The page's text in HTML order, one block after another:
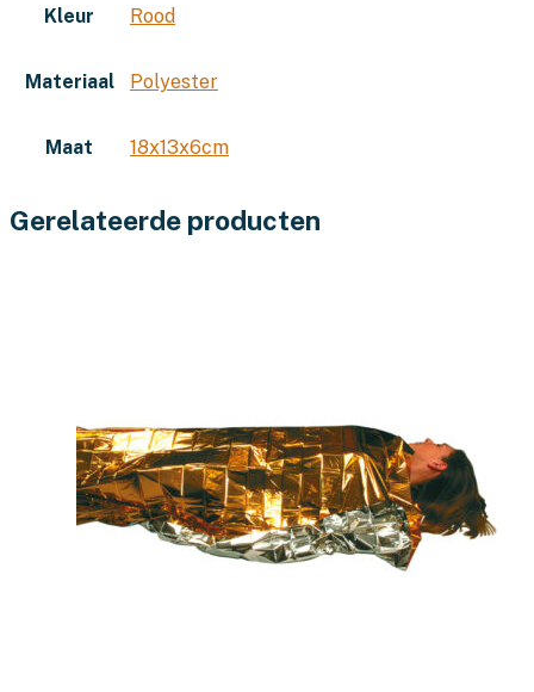
Kleur Rood
Materiaal Polyester
Maat 18x13x6cm
Gerelateerde producten